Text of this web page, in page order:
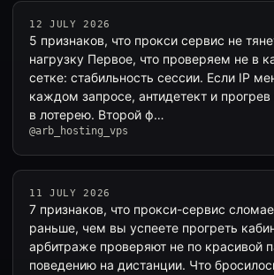
12 JULY 2026
5 признаков, что прокси сервис не
нагрузку Первое, что проверяем не в
сетке: стабильность сессии. Если IP
каждом запросе, антидетект и
в лотерею. Второй ф…
@arb_hosting_vps
11 JULY 2026
7 признаков, что прокси-сервис
раньше, чем вы успеете прогреть
арбитраже проверяют не по красивой
поведению на дистанции. Что